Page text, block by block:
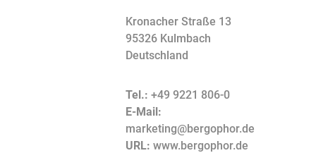
Kronacher Straße 13
95326 Kulmbach
Deutschland
Tel.:+49 9221 806-0
E-Mail:
marketing@bergophor.de
URL:www.bergophor.de